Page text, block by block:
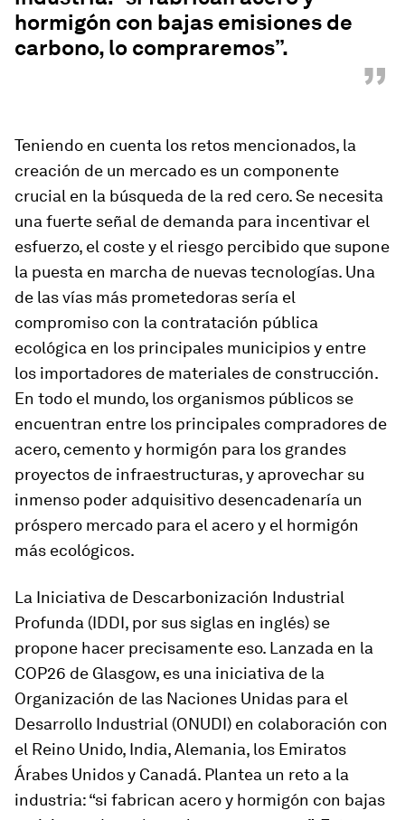
hormigón con bajas emisiones de
carbono, lo compraremos”.
”
Teniendo en cuenta los retos mencionados, la
creación de un mercado es un componente
crucial en la búsqueda de la red cero. Se necesita
una fuerte señal de demanda para incentivar el
esfuerzo, el coste y el riesgo percibido que supone
la puesta en marcha de nuevas tecnologías. Una
de las vías más prometedoras sería el
compromiso con la contratación pública
ecológica en los principales municipios y entre
los importadores de materiales de construcción.
En todo el mundo, los organismos públicos se
encuentran entre los principales compradores de
acero, cemento y hormigón para los grandes
proyectos de infraestructuras, y aprovechar su
inmenso poder adquisitivo desencadenaría un
próspero mercado para el acero y el hormigón
más ecológicos.
La Iniciativa de Descarbonización Industrial
Profunda (IDDI, por sus siglas en inglés) se
propone hacer precisamente eso. Lanzada en la
COP26 de Glasgow, es una iniciativa de la
Organización de las Naciones Unidas para el
Desarrollo Industrial (ONUDI) en colaboración con
el Reino Unido, India, Alemania, los Emiratos
Árabes Unidos y Canadá. Plantea un reto a la
industria: “si fabrican acero y hormigón con bajas